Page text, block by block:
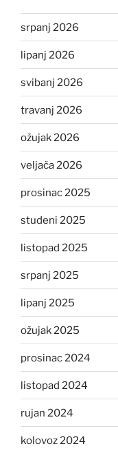
srpanj 2026
lipanj 2026
svibanj 2026
travanj 2026
ožujak 2026
veljača 2026
prosinac 2025
studeni 2025
listopad 2025
srpanj 2025
lipanj 2025
ožujak 2025
prosinac 2024
listopad 2024
rujan 2024
kolovoz 2024